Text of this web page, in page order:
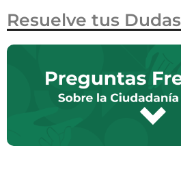
Resuelve tus Dudas